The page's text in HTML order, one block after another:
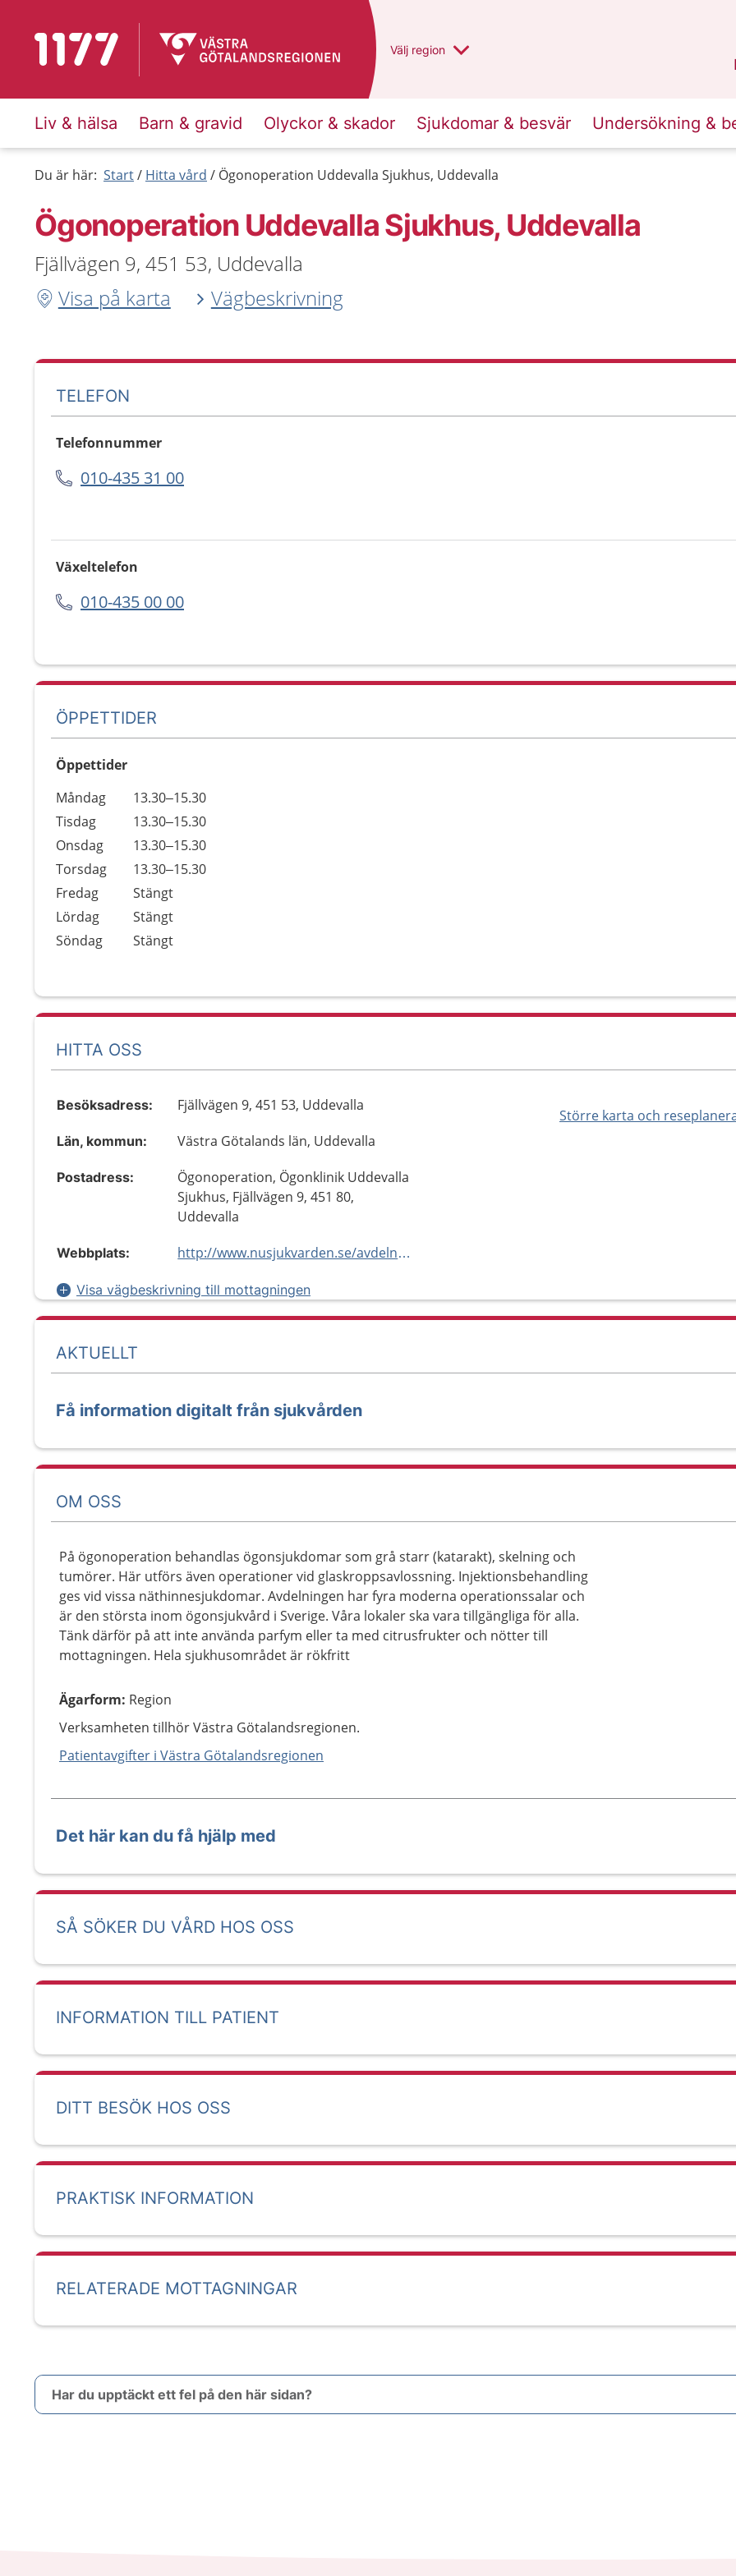
Till startsidan för 1177 Du har valt region
Välj en annan
region
Liv & hälsa Barn & gravid Olyckor & skador Sjukdomar & besvär Undersökning &
Du är här: Start Hitta vård Ögonoperation Uddevalla Sjukhus, Uddevalla
Ögonoperation Uddevalla Sjukhus, Uddevalla
Fjällvägen 9, 451 53, Uddevalla
Visa på karta
Vägbeskrivning
TELEFON
Telefonnummer
010-435 31 00
Växeltelefon
010-435 00 00
ÖPPETTIDER
Öppettider
Dag
Öppettider
Kommentarer
Måndag
13.30–15.30
Tisdag
13.30–15.30
Onsdag
13.30–15.30
Torsdag
13.30–15.30
Fredag
Stängt
Lördag
Stängt
Söndag
Stängt
HITTA OSS
Större karta och
Besöksadress: Fjällvägen 9, 451 53, Uddevalla
Län, kommun: Västra Götalands län, Uddevalla
Postadress:
Ögonoperation, Ögonklinik Uddevalla
Sjukhus, Fjällvägen 9, 451 80,
Uddevalla
Webbplats: http://www.nusjukvarden.se/avdelningar-och-mottagningar/ogonoperation/
Visa vägbeskrivning till mottagningen
AKTUELLT
Få information digitalt från sjukvården
OM OSS
På ögonoperation behandlas ögonsjukdomar som grå starr (katarakt), skelning och
tumörer. Här utförs även operationer vid glaskroppsavlossning. Injektionsbehandling
ges vid vissa näthinnesjukdomar. Avdelningen har fyra moderna operationssalar och
är den största inom ögonsjukvård i Sverige. Våra lokaler ska vara tillgängliga för alla.
Tänk därför på att inte använda parfym eller ta med citrusfrukter och nötter till
mottagningen. Hela sjukhusområdet är rökfritt
Ägarform: Region
Verksamheten tillhör Västra Götalandsregionen.
Patientavgifter i Västra Götalandsregionen
Det här kan du få hjälp med
SÅ SÖKER DU VÅRD HOS OSS
INFORMATION TILL PATIENT
DITT BESÖK HOS OSS
PRAKTISK INFORMATION
RELATERADE MOTTAGNINGAR
Har du upptäckt ett fel på den här sidan?